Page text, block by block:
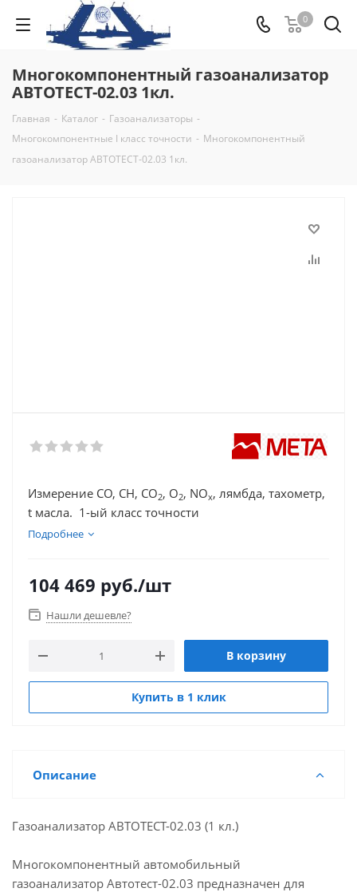
0
Многокомпонентный газоанализатор
АВТОТЕСТ-02.03 1кл.
Главная - Каталог - Газоанализаторы -
Многокомпонентные I класс точности - Многокомпонентный
газоанализатор АВТОТЕСТ-02.03 1кл.
Измерение СО, СН, СО2, О2, NОx, лямбда, тахометр,
t масла. 1-ый класс точности
Подробнее
104 469 руб./шт
Нашли дешевле?
В корзину
Купить в 1 клик
Описание
Газоанализатор АВТОТЕСТ-02.03 (1 кл.)
Многокомпонентный автомобильный
газоанализатор Автотест-02.03 предназначен для